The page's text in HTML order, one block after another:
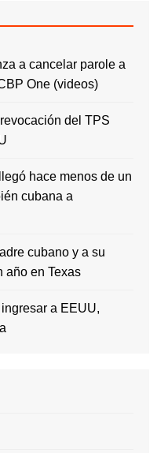
a cancelar parole a
One (videos)
del TPS
hace menos de un
cubana a
cubano y a su
año en Texas
a EEUU,